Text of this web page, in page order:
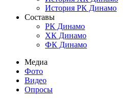
История РК Динамо
Составы
РК Динамо
ХК Динамо
ФК Динамо
Медиа
Фото
Видео
Опросы